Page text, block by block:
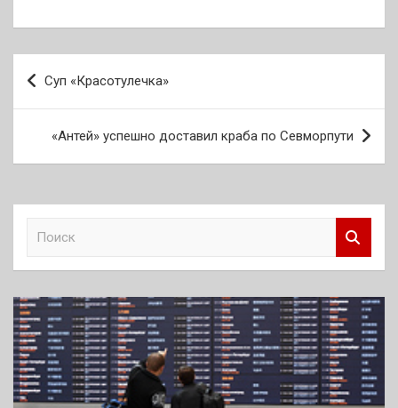
Навигация
по
записям
Суп «Красотулечка»
«Антей» успешно доставил краба по Севморпути
к